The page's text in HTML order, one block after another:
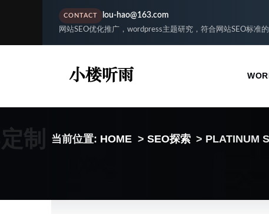
CONTACT lou-hao@163.com
网站SEO优化推广，wordpress主题研究，符合网站SEO标准的
制 当前位置: HOME > SEO探索 > PLATINUM